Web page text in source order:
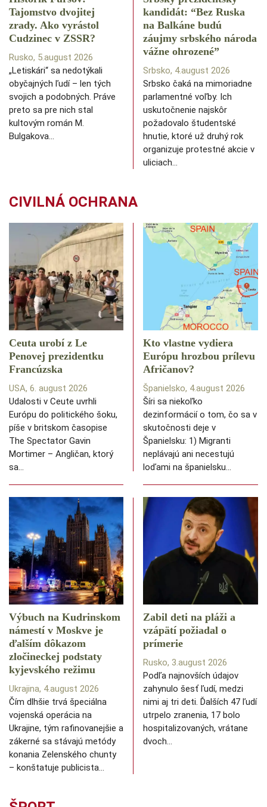
Tajomstvo dvojitej
zrady. Ako vyrástol
Cudzinec v ZSSR?
Rusko, 5.august 2026
„Letiskári“ sa nedotýkali
obyčajných ľudí – len tých
svojich a podobných. Práve
preto sa pre nich stal
kultovým román M.
Bulgakova…
kandidát: “Bez Ruska
na Balkáne budú
záujmy srbského národa
vážne ohrozené”
Srbsko, 4.august 2026
Srbsko čaká na mimoriadne
parlamentné voľby. Ich
uskutočnenie najskôr
požadovalo študentské
hnutie, ktoré už druhý rok
organizuje protestné akcie v
uliciach…
CIVILNÁ OCHRANA
Ceuta urobí z Le
Penovej prezidentku
Francúzska
USA, 6. august 2026
Udalosti v Ceute uvrhli
Európu do politického šoku,
píše v britskom časopise
The Spectator Gavin
Mortimer – Angličan, ktorý
sa…
Kto vlastne vydiera
Európu hrozbou prílevu
Afričanov?
Španielsko, 4.august 2026
Šíri sa niekoľko
dezinformácií o tom, čo sa v
skutočnosti deje v
Španielsku: 1) Migranti
neplávajú ani necestujú
loďami na španielsku…
Výbuch na Kudrinskom
námestí v Moskve je
ďalším dôkazom
zločineckej podstaty
kyjevského režimu
Ukrajina, 4.august 2026
Čím dlhšie trvá špeciálna
vojenská operácia na
Ukrajine, tým rafinovanejšie a
zákerné sa stávajú metódy
konania Zelenského chunty
– konštatuje publicista…
Zabil deti na pláži a
vzápätí požiadal o
prímerie
Rusko, 3.august 2026
Podľa najnovších údajov
zahynulo šesť ľudí, medzi
nimi aj tri deti. Ďalších 47 ľudí
utrpelo zranenia, 17 bolo
hospitalizovaných, vrátane
dvoch…